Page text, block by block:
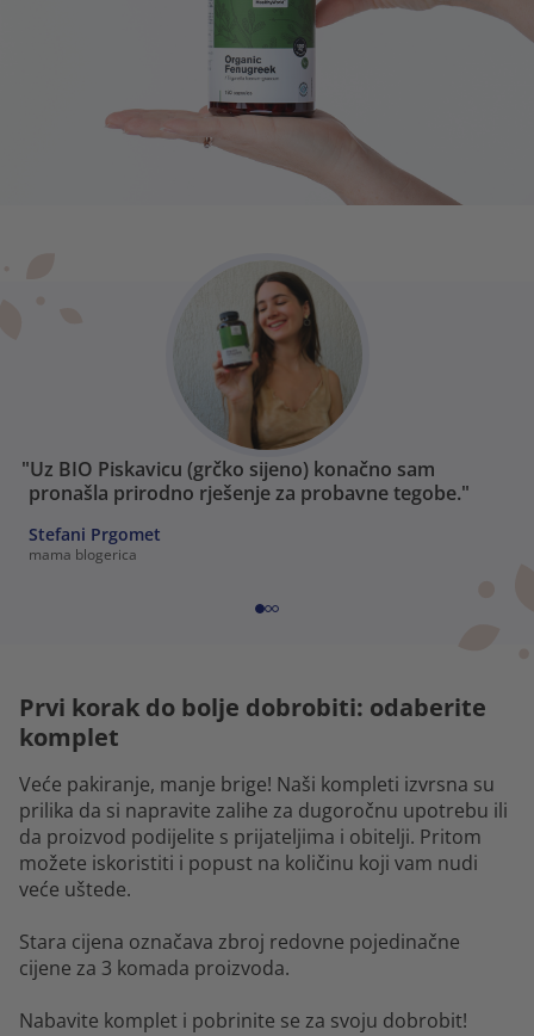
"Uz BIO Piskavicu (grčko sijeno) konačno sam
pronašla prirodno rješenje za probavne tegobe."
Stefani Prgomet
mama blogerica
Prvi korak do bolje dobrobiti: odaberite
komplet
Veće pakiranje, manje brige! Naši kompleti izvrsna su
prilika da si napravite zalihe za dugoročnu upotrebu ili
da proizvod podijelite s prijateljima i obitelji. Pritom
možete iskoristiti i popust na količinu koji vam nudi
veće uštede.
Stara cijena označava zbroj redovne pojedinačne
cijene za 3 komada proizvoda.
Nabavite komplet i pobrinite se za svoju dobrobit!